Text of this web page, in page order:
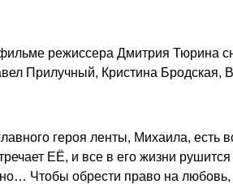
режиссера Дмитрия Тюрина
Прилучный, Кристина Бродская,
героя ленты, Михаила, есть
ЕЁ, и все в его жизни
Чтобы обрести право на